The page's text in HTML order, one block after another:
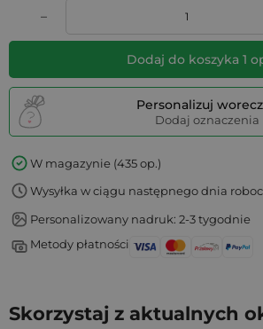
–
Dodaj do koszyka 1
Personalizuj
Dodaj oznaczenia
W magazynie (435 op.)
Wysyłka w ciągu następnego dnia
Personalizowany nadruk: 2-3 tygodnie
Metody płatności
Skorzystaj z aktualnych